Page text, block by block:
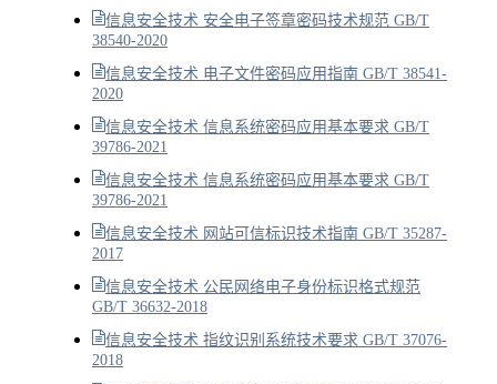
信息安全技术 安全电子签章密码技术规范 GB/T
38540-2020
信息安全技术 电子文件密码应用指南 GB/T 38541-
2020
信息安全技术 信息系统密码应用基本要求 GB/T
39786-2021
信息安全技术 信息系统密码应用基本要求 GB/T
39786-2021
信息安全技术 网站可信标识技术指南 GB/T 35287-
2017
信息安全技术 公民网络电子身份标识格式规范
GB/T 36632-2018
信息安全技术 指纹识别系统技术要求 GB/T 37076-
2018